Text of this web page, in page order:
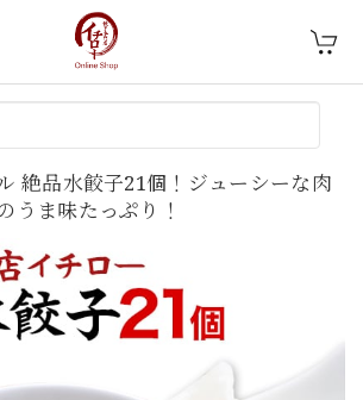
絶品水餃子21個！ジューシーな肉
うま味たっぷり！